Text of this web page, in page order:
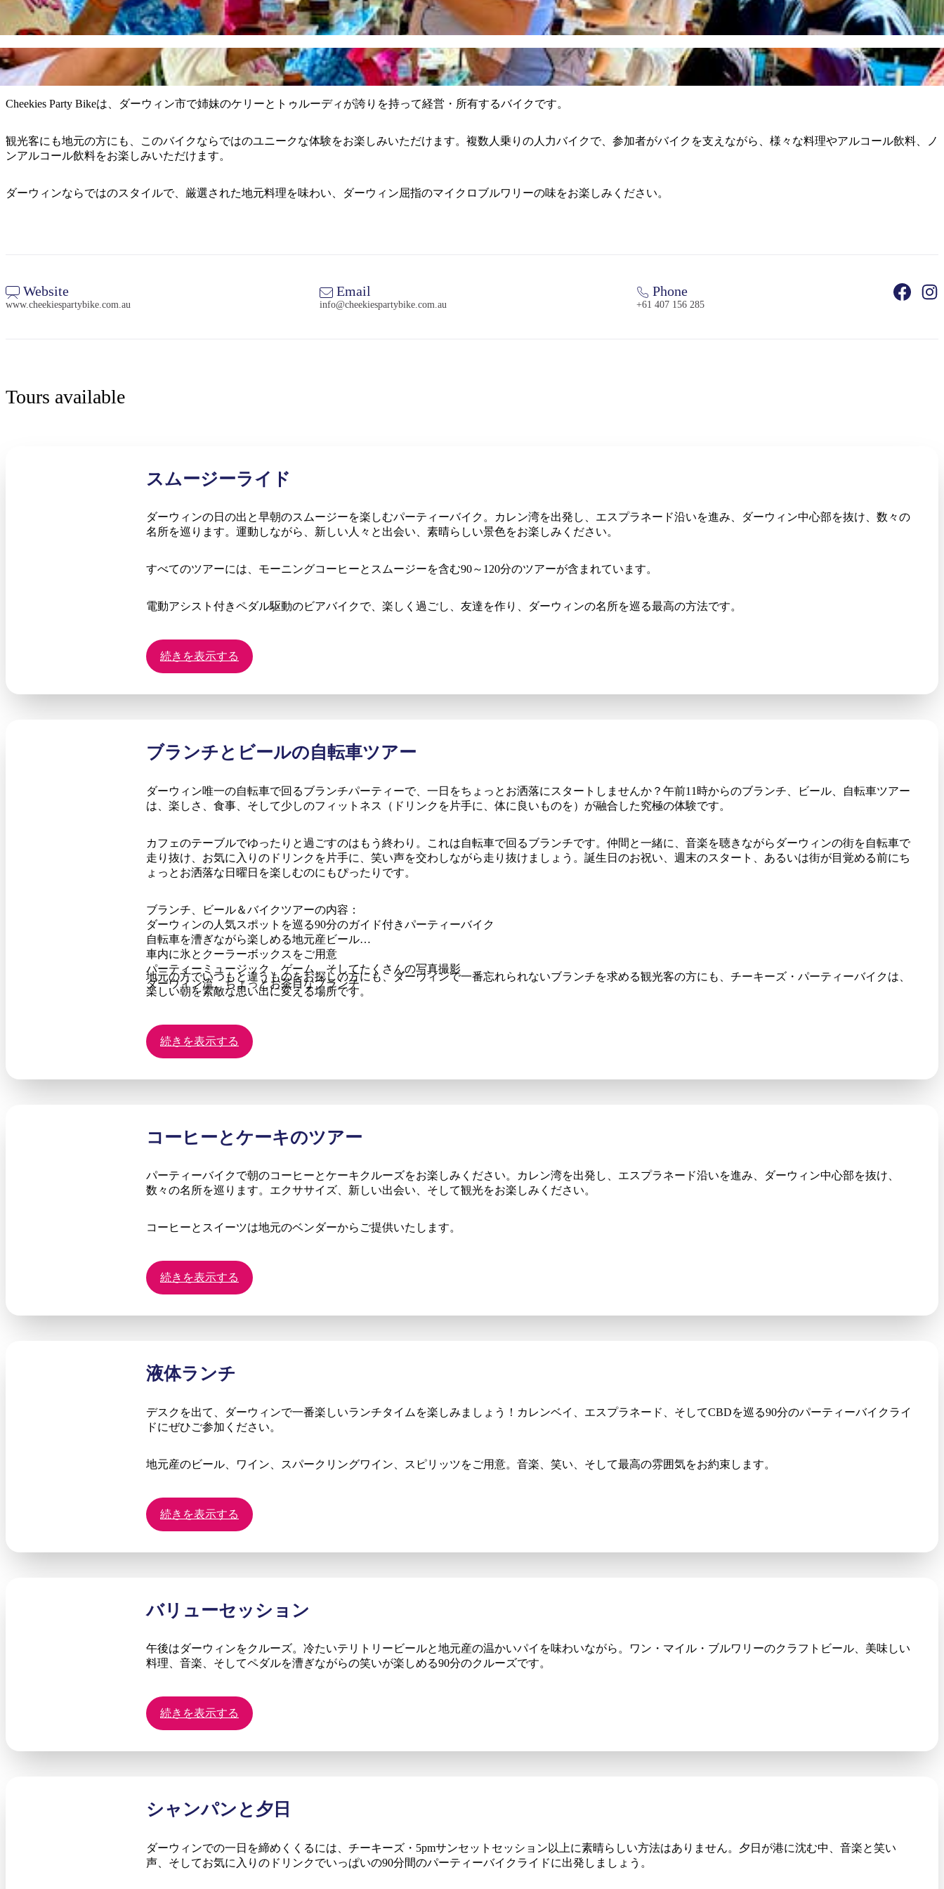
Cheekies Party Bikeは、ダーウィン市で姉妹のケリーとトゥルーディが誇りを持って経営・所有するバイクです。
観光客にも地元の方にも、このバイクならではのユニークな体験をお楽しみいただけます。複数人乗りの人力バイクで、参加者がバイクを支えながら、様々な料理やアルコール飲料、ノ
ンアルコール飲料をお楽しみいただけます。
ダーウィンならではのスタイルで、厳選された地元料理を味わい、ダーウィン屈指のマイクロブルワリーの味をお楽しみください。
Website
www.cheekiespartybike.com.au
Email
info@cheekiespartybike.com.au
Phone
+61 407 156 285
Tours available
スムージーライド
ダーウィンの日の出と早朝のスムージーを楽しむパーティーバイク。カレン湾を出発し、エスプラネード沿いを進み、ダーウィン中心部を抜け、数々の
名所を巡ります。運動しながら、新しい人々と出会い、素晴らしい景色をお楽しみください。
すべてのツアーには、モーニングコーヒーとスムージーを含む90～120分のツアーが含まれています。
電動アシスト付きペダル駆動のビアバイクで、楽しく過ごし、友達を作り、ダーウィンの名所を巡る最高の方法です。
続きを表示する
ブランチとビールの自転車ツアー
ダーウィン唯一の自転車で回るブランチパーティーで、一日をちょっとお洒落にスタートしませんか？午前11時からのブランチ、ビール、自転車ツアー
は、楽しさ、食事、そして少しのフィットネス（ドリンクを片手に、体に良いものを）が融合した究極の体験です。
カフェのテーブルでゆったりと過ごすのはもう終わり。これは自転車で回るブランチです。仲間と一緒に、音楽を聴きながらダーウィンの街を自転車で
走り抜け、お気に入りのドリンクを片手に、笑い声を交わしながら走り抜けましょう。誕生日のお祝い、週末のスタート、あるいは街が目覚める前にち
ょっとお洒落な日曜日を楽しむのにもぴったりです。
ブランチ、ビール＆バイクツアーの内容：
ダーウィンの人気スポットを巡る90分のガイド付きパーティーバイク
自転車を漕ぎながら楽しめる地元産ビール
車内に氷とクーラーボックスをご用意
パーティーミュージック、ゲーム、そしてたくさんの写真撮影
ダーウィン流、ちょっとお茶目なブランチ
地元の方でいつもと違うものをお探しの方にも、ダーウィンで一番忘れられないブランチを求める観光客の方にも、チーキーズ・パーティーバイクは、
楽しい朝を素敵な思い出に変える場所です。
続きを表示する
コーヒーとケーキのツアー
パーティーバイクで朝のコーヒーとケーキクルーズをお楽しみください。カレン湾を出発し、エスプラネード沿いを進み、ダーウィン中心部を抜け、
数々の名所を巡ります。エクササイズ、新しい出会い、そして観光をお楽しみください。
コーヒーとスイーツは地元のベンダーからご提供いたします。
続きを表示する
液体ランチ
デスクを出て、ダーウィンで一番楽しいランチタイムを楽しみましょう！カレンベイ、エスプラネード、そしてCBDを巡る90分のパーティーバイクライ
ドにぜひご参加ください。
地元産のビール、ワイン、スパークリングワイン、スピリッツをご用意。音楽、笑い、そして最高の雰囲気をお約束します。
続きを表示する
バリューセッション
午後はダーウィンをクルーズ。冷たいテリトリービールと地元産の温かいパイを味わいながら。ワン・マイル・ブルワリーのクラフトビール、美味しい
料理、音楽、そしてペダルを漕ぎながらの笑いが楽しめる90分のクルーズです。
続きを表示する
シャンパンと夕日
ダーウィンでの一日を締めくくるには、チーキーズ・5pmサンセットセッション以上に素晴らしい方法はありません。夕日が港に沈む中、音楽と笑い
声、そしてお気に入りのドリンクでいっぱいの90分間のパーティーバイクライドに出発しましょう。